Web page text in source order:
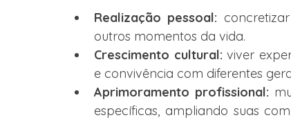
Realização pessoal:
outros momentos da vida.
Crescimento cultural: viver
e convivência com diferentes
Aprimoramento profissional:
específicas, ampliando suas